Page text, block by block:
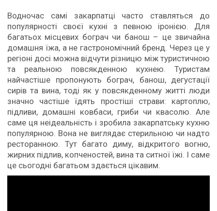
Водночас самі закарпатці часто ставляться до
популярності своєї кухні з певною іронією. Для
багатьох місцевих бограч чи банош – це звичайна
домашня їжа, а не гастрономічний бренд. Через це у
регіоні досі можна відчути різницю між туристичною
та реальною повсякденною кухнею. Туристам
найчастіше пропонують бограч, банош, дегустації
сирів та вина, тоді як у повсякденному житті люди
значно частіше їдять простіші страви: картоплю,
підливи, домашні ковбаси, гриби чи квасолю. Але
саме ця неідеальність і зробила закарпатську кухню
популярною. Вона не виглядає стерильною чи надто
ресторанною. Тут багато диму, відкритого вогню,
жирних підлив, копченостей, вина та ситної їжі. І саме
це сьогодні багатьом здається цікавим.